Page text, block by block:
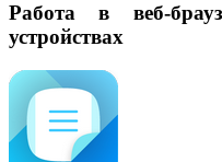
Работа в веб-
устройствах